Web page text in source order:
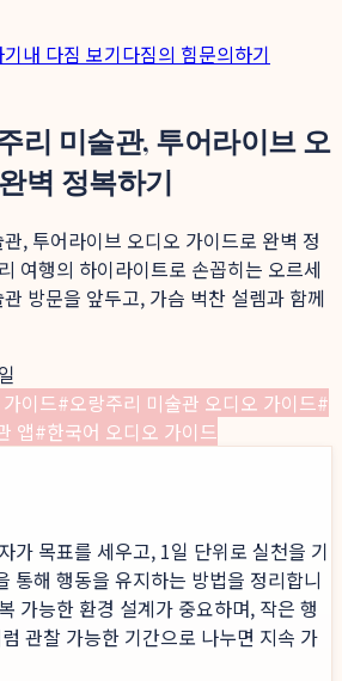
내 다짐 보기다짐의 힘문의하기
리 미술관, 투어라이브 오
벽 정복하기
, 투어라이브 오디오 가이드로 완벽 정
여행의 하이라이트로 손꼽히는 오르세
방문을 앞두고, 가슴 벅찬 설렘과 함께
이드#오랑주리 미술관 오디오 가이드#
앱#한국어 오디오 가이드
가 목표를 세우고, 1일 단위로 실천을 기
통해 행동을 유지하는 방법을 정리합니
가능한 환경 설계가 중요하며, 작은 행
관찰 가능한 기간으로 나누면 지속 가